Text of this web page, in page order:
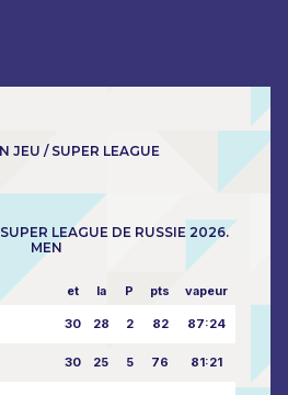
JEU / SUPER LEAGUE
LEAGUE DE RUSSIE 2026.
MEN
et la P pts vapeur
30 28 2 82 87:24
30 25 5 76 81:21